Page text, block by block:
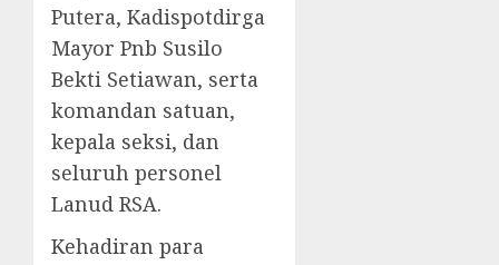
Putera, Kadispotdirga
Mayor Pnb Susilo
Bekti Setiawan, serta
komandan satuan,
kepala seksi, dan
seluruh personel
Lanud RSA.
Kehadiran para